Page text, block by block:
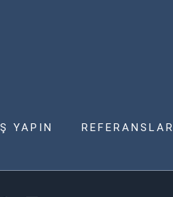
YAPIN REFERANSLAR